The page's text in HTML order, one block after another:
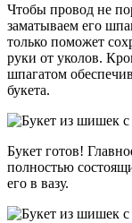
Чтобы провод не
заматываем его
только поможет
руки от уколов.
шпагатом
букета.
Букет готов!
полностью
его в вазу.